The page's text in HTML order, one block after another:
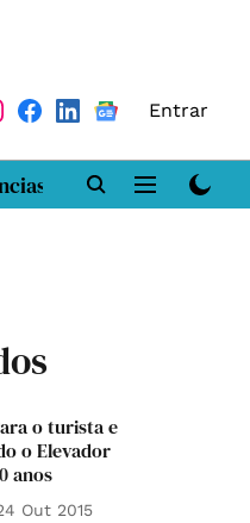
Entrar
DN LAB
o turista e
o Elevador
anos
Out 2015